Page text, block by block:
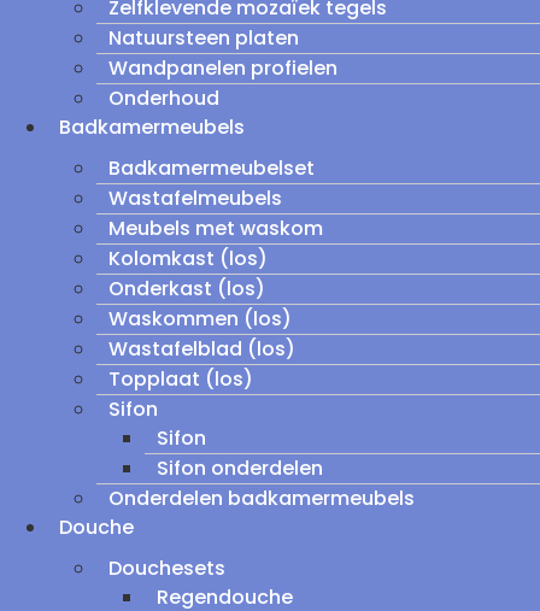
Zelfklevende mozaïek tegels
Natuursteen platen
Wandpanelen profielen
Onderhoud
Badkamermeubels
Badkamermeubelset
Wastafelmeubels
Meubels met waskom
Kolomkast (los)
Onderkast (los)
Waskommen (los)
Wastafelblad (los)
Topplaat (los)
Sifon
Sifon
Sifon onderdelen
Onderdelen badkamermeubels
Douche
Douchesets
Regendouche